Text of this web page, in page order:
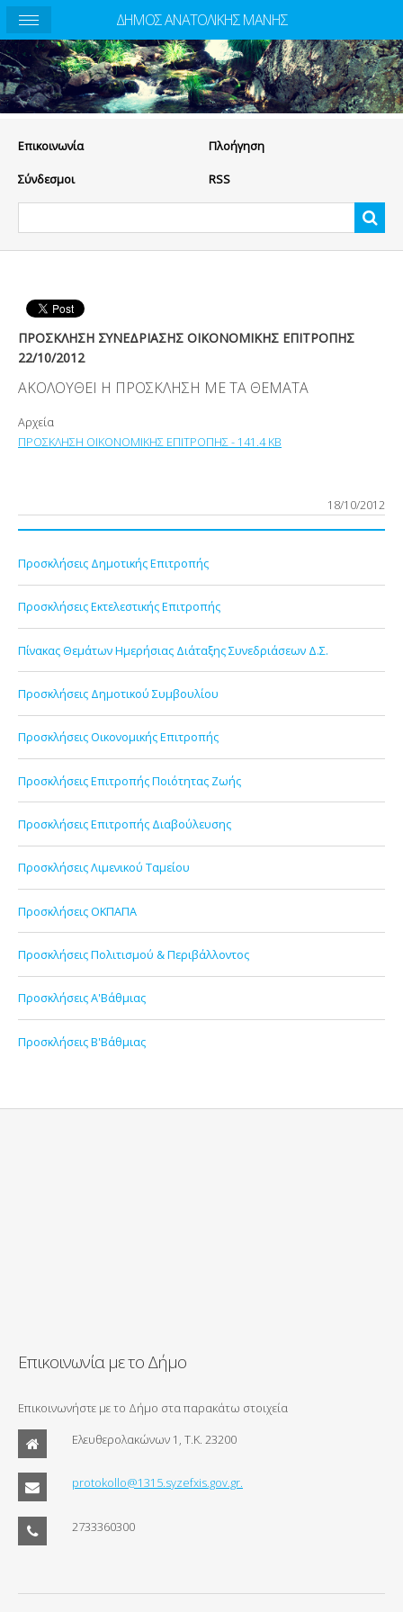
Eπικοινωνία Πλοήγηση
Σύνδεσμοι RSS
ΠΡΟΣΚΛΗΣΗ ΣΥΝΕΔΡΙΑΣΗΣ ΟΙΚΟΝΟΜΙΚΗΣ ΕΠΙΤΡΟΠΗΣ
22/10/2012
ΑΚΟΛΟΥΘΕΙ Η ΠΡΟΣΚΛΗΣΗ ΜΕ ΤΑ ΘΕΜΑΤΑ
Αρχεία
ΠΡΟΣΚΛΗΣΗ ΟΙΚΟΝΟΜΙΚΗΣ ΕΠΙΤΡΟΠΗΣ - 141.4 KB
18/10/2012
Προσκλήσεις Δημοτικής Επιτροπής
Προσκλήσεις Εκτελεστικής Επιτροπής
Πίνακας Θεμάτων Ημερήσιας Διάταξης Συνεδριάσεων Δ.Σ.
Προσκλήσεις Δημοτικού Συμβουλίου
Προσκλήσεις Οικονομικής Επιτροπής
Προσκλήσεις Επιτροπής Ποιότητας Ζωής
Προσκλήσεις Επιτροπής Διαβούλευσης
Προσκλήσεις Λιμενικού Ταμείου
Προσκλήσεις ΟΚΠΑΠΑ
Προσκλήσεις Πολιτισμού & Περιβάλλοντος
Προσκλήσεις Α'Βάθμιας
Προσκλήσεις Β'Βάθμιας
Επικοινωνία με το Δήμο
Επικοινωνήστε με το Δήμο στα παρακάτω στοιχεία
Ελευθερολακώνων 1, Τ.Κ. 23200
protokollo@1315.syzefxis.gov.gr.
2733360300
ΔΗΜΟΣ ΑΝΑΤΟΛΙΚΗΣ ΜΑΝΗΣ